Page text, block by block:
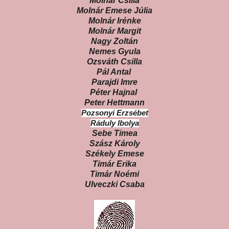
Molnár Emese Júlia
Molnár Irénke
Molnár Margit
Nagy Zoltán
Nemes Gyula
Ozsváth Csilla
Pál Antal
Parajdi Imre
Péter Hajnal
Peter Hettmann
Pozsonyi Erzsébet
Ráduly Ibolya
Sebe Timea
Szász Károly
Székely Emese
Timár Erika
Timár Noémi
Ulveczki Csaba